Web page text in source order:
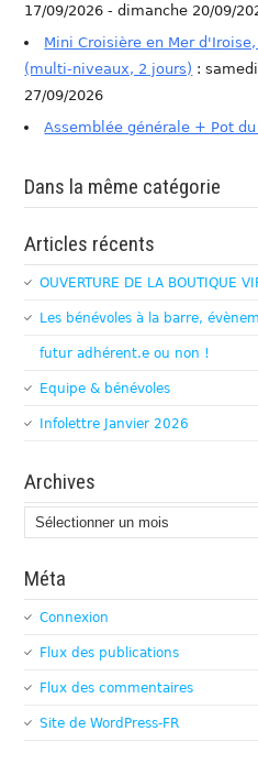
17/09/2026 - dimanche 20/09/
Mini Croisière en Mer
(multi-niveaux, 2 jours) :
27/09/2026
Assemblée générale + Pot
Dans la même catégorie
Articles récents
OUVERTURE DE LA BOUTIQUE
Les bénévoles à la barre,
futur adhérent.e ou non !
Equipe & bénévoles
Infolettre Janvier 2026
Archives
Archives
Méta
Connexion
Flux des publications
Flux des commentaires
Site de WordPress-FR